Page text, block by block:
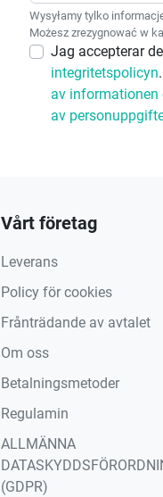
Wysyłamy tylko
Możesz zrezygnować w
Jag accepterar
integritetspolicyn
av informationen
av
Vårt företag
Leverans
Policy för cookies
Frånträdande av avtalet
Om oss
Betalningsmetoder
Regulamin
ALLMÄNNA
(GDPR)